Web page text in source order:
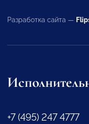
Разработка сайта —
+7 (495) 247 4777